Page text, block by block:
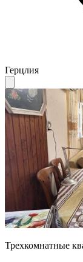
Герцлия
Трехкомнатные